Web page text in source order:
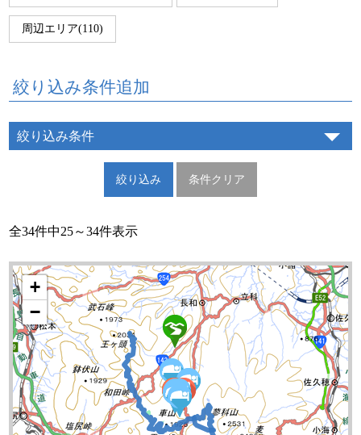
周辺エリア(110)
絞り込み条件追加
絞り込み条件
全34件中25～34件表示
+
−